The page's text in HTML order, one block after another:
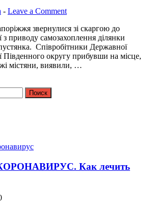
- Leave a Comment
звернулися зі скаргою до
з приводу самозахоплення ділянки
Співробітники Державної
Південного округу прибувши на місце,
містяни, виявили, …
КОРОНАВИРУС. Как лечить